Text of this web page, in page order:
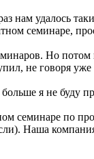
нам удалось
семинаре,
Но потом
не говоря
я не буду
семинаре по
Наша